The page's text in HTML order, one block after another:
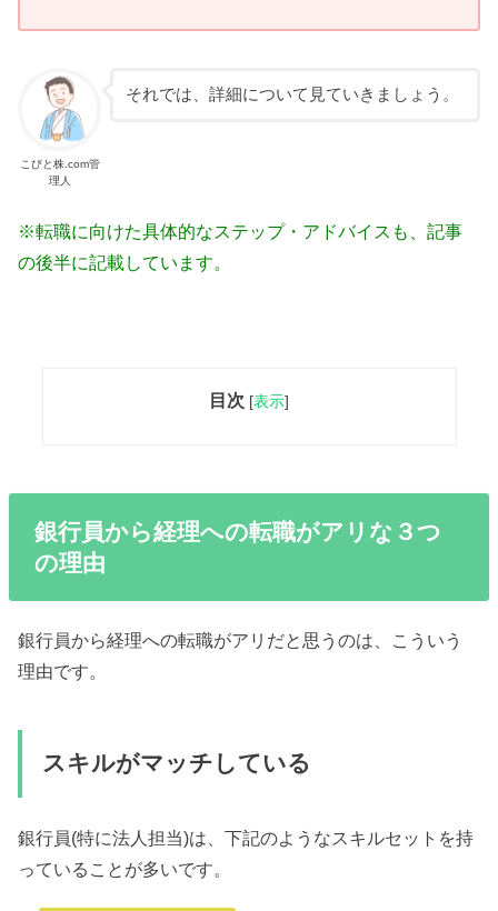
こびと株.com管
理人
それでは、詳細について見ていきましょう。
※転職に向けた具体的なステップ・アドバイスも、記事
の後半に記載しています。
目次 [表示]
銀行員から経理への転職がアリな３つ
の理由
銀行員から経理への転職がアリだと思うのは、こういう
理由です。
スキルがマッチしている
銀行員(特に法人担当)は、下記のようなスキルセットを持
っていることが多いです。